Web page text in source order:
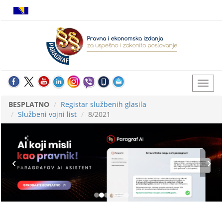
BESPLATNO
Registar službenih glasila
Službeni vojni list
8/2021